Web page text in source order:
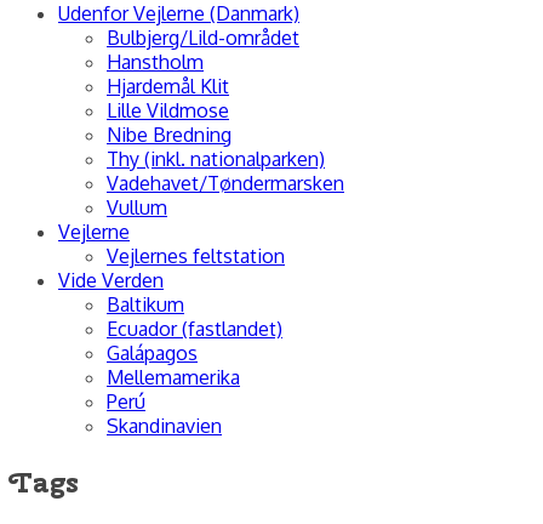
Udenfor Vejlerne (Danmark)
Bulbjerg/Lild-området
Hanstholm
Hjardemål Klit
Lille Vildmose
Nibe Bredning
Thy (inkl. nationalparken)
Vadehavet/Tøndermarsken
Vullum
Vejlerne
Vejlernes feltstation
Vide Verden
Baltikum
Ecuador (fastlandet)
Galápagos
Mellemamerika
Perú
Skandinavien
Tags